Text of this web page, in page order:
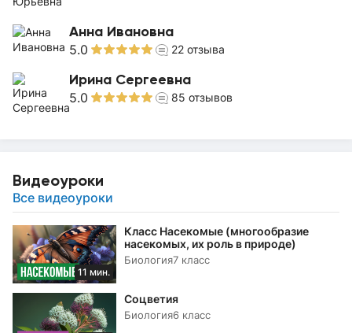
Анна Ивановна
5.0 22 отзыва
Ирина Сергеевна
5.0 85 отзывов
Видеоуроки
Все видеоуроки
11 мин.
Класс Насекомые (многообразие
насекомых, их роль в природе)
Биология7 класс
Соцветия
Биология6 класс